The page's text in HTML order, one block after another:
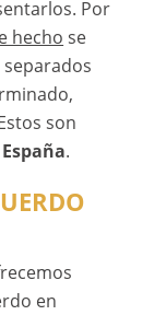
Por
hecho se
son
.
en